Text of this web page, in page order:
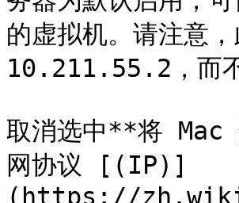
的虚拟机。请注意
10.211.55.2，而
取消选中**将 Mac
网协议 [(IP)]
(https://